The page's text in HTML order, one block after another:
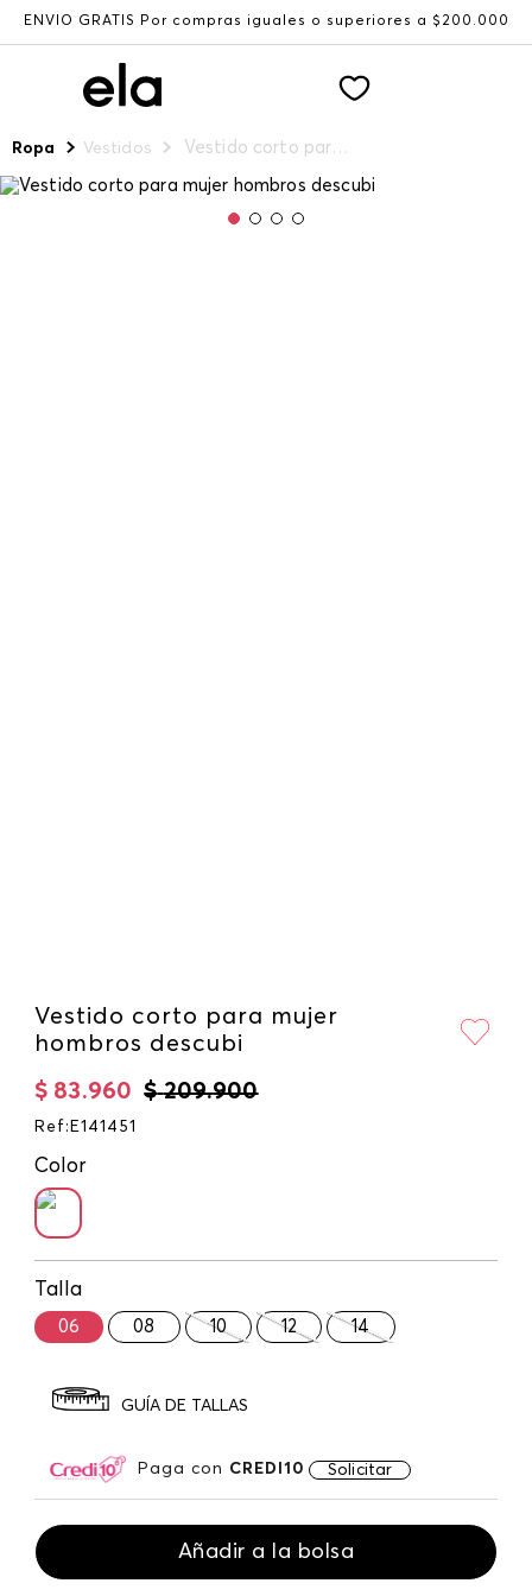
ENVÍO GRATIS Por compras iguales o superiores a $200.000
Ropa Vestidos Vestido corto para mujer hombros descubi
Vestido corto para mujer
hombros descubi
$ 209.900
$ 83.960
Ref : E141451
Color
Talla
06 08 10 12 14
GUÍA DE TALLAS
Paga con CREDI10 Solicitar
Añadir a la bolsa